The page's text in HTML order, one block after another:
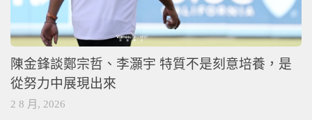
陳金鋒談鄭宗哲、李灝宇 特質不是刻意培養，是
從努力中展現出來
2 8 月, 2026